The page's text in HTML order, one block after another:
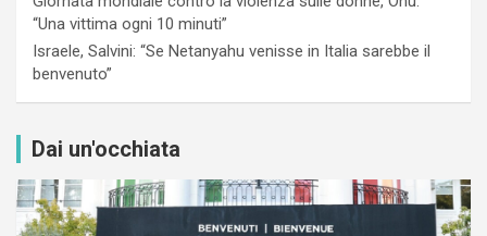
“Una vittima ogni 10 minuti”
Israele, Salvini: “Se Netanyahu venisse in Italia sarebbe il
benvenuto”
Dai un'occhiata